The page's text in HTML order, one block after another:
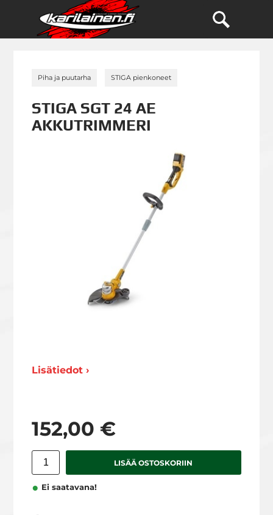
Piha ja puutarha STIGA pienkoneet
STIGA SGT 24 AE
AKKUTRIMMERI
Lisätiedot ›
152,00 €
LISÄÄ OSTOSKORIIN
Ei saatavana!